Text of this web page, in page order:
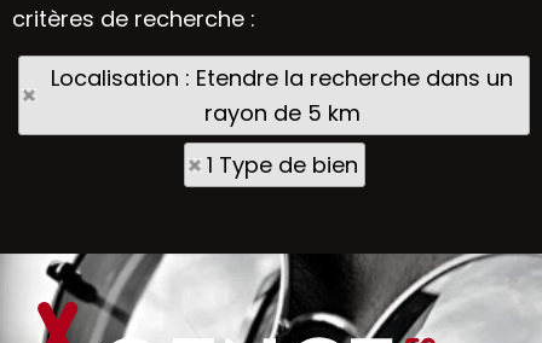
critères de recherche :
Localisation : Etendre la recherche dans un
rayon de 5 km
1 Type de bien